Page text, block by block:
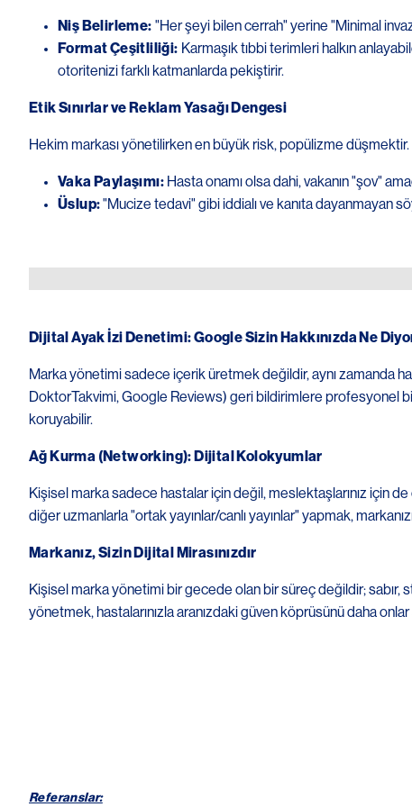
Niş Belirleme: "Her şeyi bilen cerrah" yerine "Minimal
Format Çeşitliliği: Karmaşık tıbbi terimleri halkın
otoritenizi farklı katmanlarda pekiştirir.
Etik Sınırlar ve Reklam Yasağı Dengesi
Hekim markası yönetilirken en büyük risk, popülizme düşmektir.
Vaka Paylaşımı: Hasta onamı olsa dahi, vakanın "şov"
Üslup:"Mucize tedavi" gibi iddialı ve kanıta dayanmayan
Dijital Ayak İzi Denetimi: Google Sizin Hakkınızda Ne
Marka yönetimi sadece içerik üretmek değildir, aynı zamanda
DoktorTakvimi, Google Reviews) geri bildirimlere profesyonel
koruyabilir.
Ağ Kurma (Networking): Dijital Kolokyumlar
Kişisel marka sadece hastalar için değil, meslektaşlarınız için
diğer uzmanlarla "ortak yayınlar/canlı yayınlar" yapmak,
Markanız, Sizin Dijital Mirasınızdır
Kişisel marka yönetimi bir gecede olan bir süreç değildir; sabır,
yönetmek, hastalarınızla aranızdaki güven köprüsünü daha
Referanslar: